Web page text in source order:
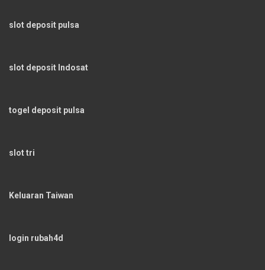
slot deposit pulsa
slot deposit Indosat
togel deposit pulsa
slot tri
Keluaran Taiwan
login rubah4d